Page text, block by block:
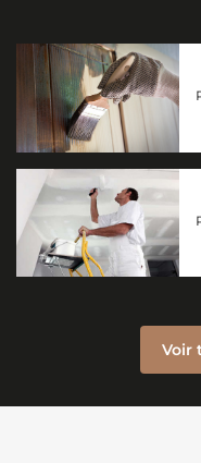
Voir